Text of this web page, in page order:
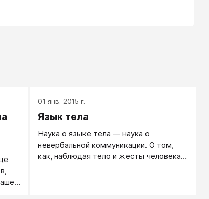
01 янв. 2015 г.
Язык тела
Наука о языке тела — наука о
невербальной коммуникации. О том,
как, наблюдая тело и жесты человека,